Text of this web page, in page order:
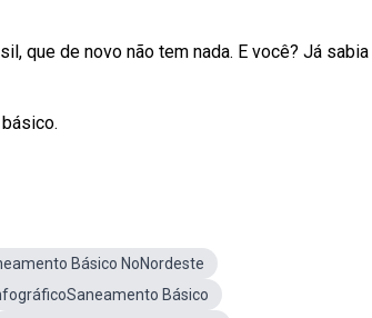
que de novo não tem nada. E você? Já
Básico NoNordeste
Básico